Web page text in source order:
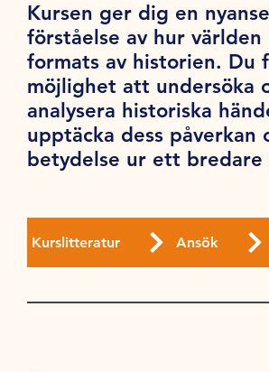
Kursen ger dig en
förståelse av hur världen
formats av historien. Du
möjlighet att undersöka
analysera historiska
upptäcka dess påverkan
betydelse ur ett bredare
Kurslitteratur Ansök